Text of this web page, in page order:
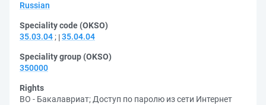
Russian
Speciality code (OKSO)
35.03.04 ; 35.04.04
Speciality group (OKSO)
350000
Rights
ВО - Бакалавриат; Доступ по паролю из сети Интернет